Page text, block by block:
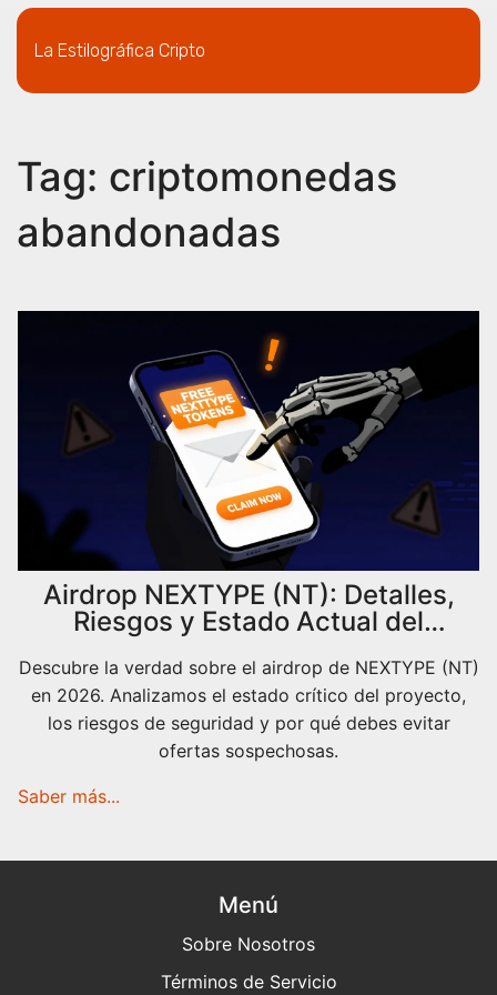
La Estilográfica Cripto
Tag: criptomonedas
abandonadas
Airdrop NEXTYPE (NT): Detalles,
Riesgos y Estado Actual del
Descubre la verdad sobre el airdrop de NEXTYPE (NT)
en 2026. Analizamos el estado crítico del proyecto,
los riesgos de seguridad y por qué debes evitar
ofertas sospechosas.
Saber más...
Menú
Sobre Nosotros
Términos de Servicio